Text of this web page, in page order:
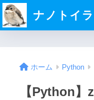
ナノトイ
ホーム Python
【Python